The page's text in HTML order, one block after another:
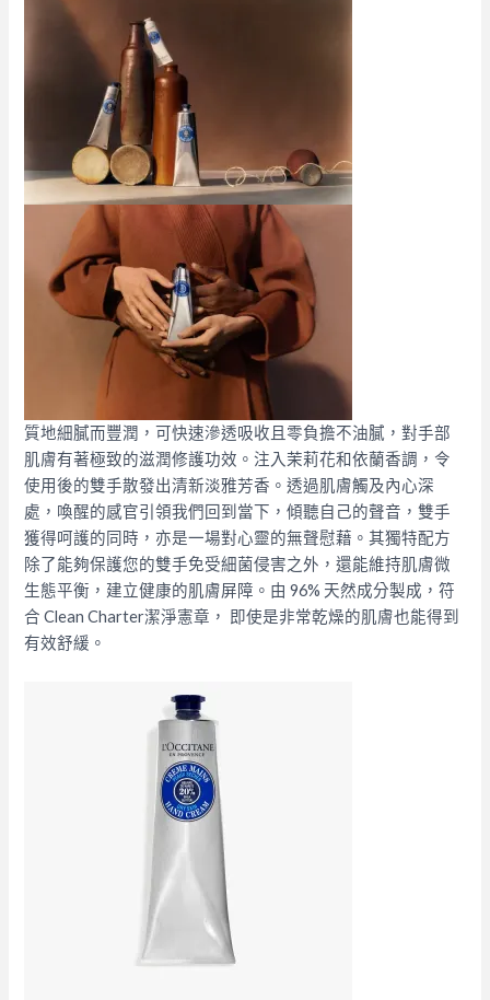
質地細膩而豐潤，可快速滲透吸收且零負擔不油膩，對手部
肌膚有著極致的滋潤修護功效。注入茉莉花和依蘭香調，令
使用後的雙手散發出清新淡雅芳香。透過肌膚觸及內心深
處，喚醒的感官引領我們回到當下，傾聽自己的聲音，雙手
獲得呵護的同時，亦是一場對心靈的無聲慰藉。其獨特配方
除了能夠保護您的雙手免受細菌侵害之外，還能維持肌膚微
生態平衡，建立健康的肌膚屏障。由 96% 天然成分製成，符
合 Clean Charter潔淨憲章， 即使是非常乾燥的肌膚也能得到
有效舒緩。